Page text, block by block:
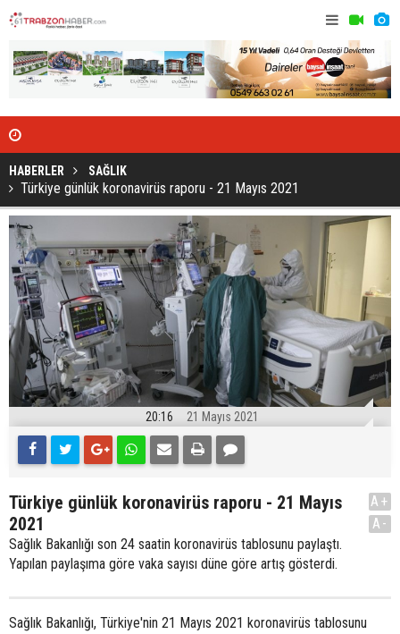
Abdülkadir'e o kulüpten resmi teklif... Türkiye
HABERLER SAĞLIK
Türkiye günlük koronavirüs raporu - 21 Mayıs 2021
20:16 21 Mayıs 2021
Türkiye günlük koronavirüs raporu - 21 Mayıs
2021
Sağlık Bakanlığı son 24 saatin koronavirüs tablosunu paylaştı.
Yapılan paylaşıma göre vaka sayısı düne göre artış gösterdi.
A+
A-
Sağlık Bakanlığı, Türkiye'nin 21 Mayıs 2021 koronavirüs tablosunu